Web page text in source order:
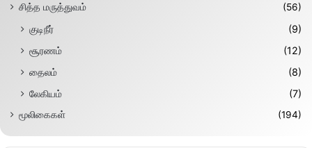
சித்த மருத்துவம்
(56)
குடிநீர்
(9)
சூரணம்
(12)
தைலம்
(8)
லேகியம்
(7)
மூலிகைகள் (194)